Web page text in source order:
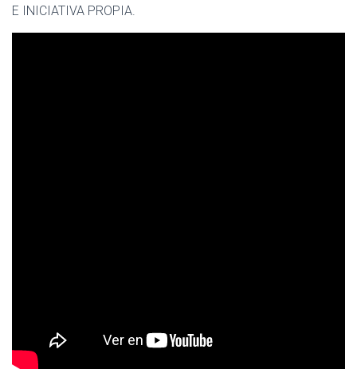
E INICIATIVA PROPIA.